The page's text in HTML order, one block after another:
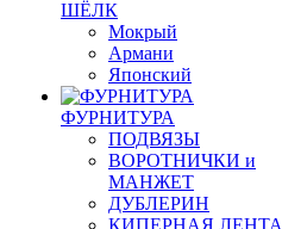
ШЁЛК
Мокрый
Армани
Японский
ФУРНИТУРА
ПОДВЯЗЫ
ВОРОТНИЧКИ и
МАНЖЕТ
ДУБЛЕРИН
КИПЕРНАЯ ЛЕНТА